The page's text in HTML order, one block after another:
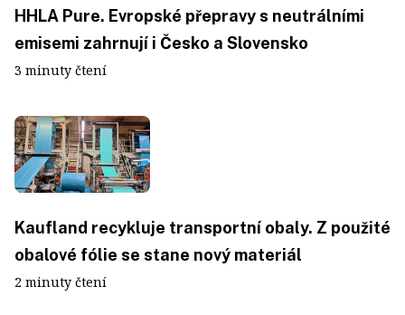
HHLA Pure. Evropské přepravy s neutrálními
emisemi zahrnují i Česko a Slovensko
3 minuty čtení
Kaufland recykluje transportní obaly. Z použité
obalové fólie se stane nový materiál
2 minuty čtení